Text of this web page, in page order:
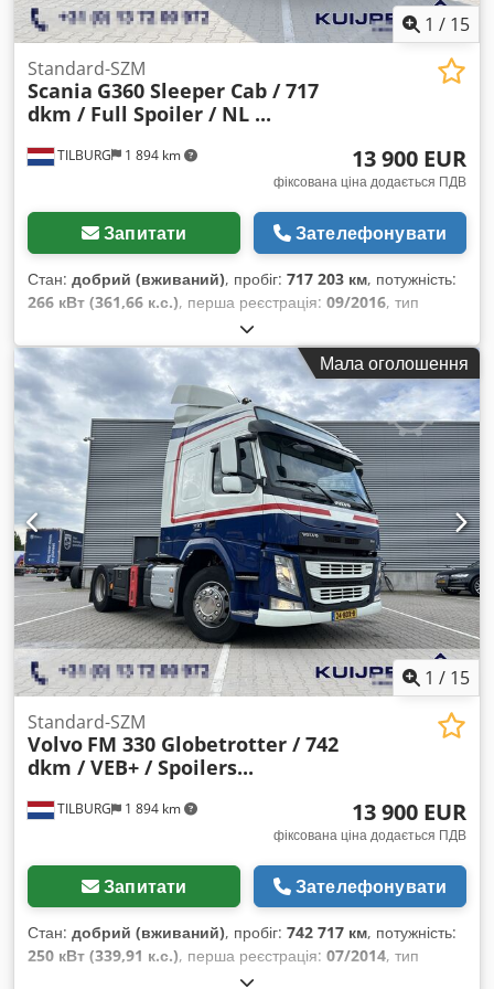
1 / 15
TILBURG 1 894 km
Standard-SZM
Scania G360 Sleeper Cab / 717
dkm / Full Spoiler / NL ...
13 900 EUR
фіксована ціна додається ПДВ
Запитати Зателефонувати
Стан: добрий (вживаний), пробіг: 717 203 км, потужність:
266 кВт (361,66 к.с.), перша реєстрація: 09/2016, тип
, розмір шини:
конфігурація осей:4x2, колісна база:3 700 мм, паливо:
дизель
червоний, водійська кабіна:спальне
відділення (кабіна), тип передачі:автоматичний, кількість
передач:12, підвіска:сталь-повітря, загальна довжина:
5 900 мм, загальна ширина:2 550 мм, загальна висота:
3 850 мм, допустиме навантаження на вісь (вісь 1):7 100 кг,
допустиме навантаження на вісь (вісь 2):11 500 кг, Рік
виготовлення:2016 , Обладнання:ABS, блокування
диференціала, електричне регулювання вікон,
електрорегульоване дзеркало, кондиціонер, круїз-
контроль, спойлер, фільтр сажі, центральний замок,
Мала оголошення
1 / 15
TILBURG 1 894 km
Standard-SZM
Volvo FM 330 Globetrotter / 742
dkm / VEB+ / Spoilers...
13 900 EUR
фіксована ціна додається ПДВ
Запитати Зателефонувати
Стан: добрий (вживаний), пробіг: 742 717 км, потужність:
250 кВт (339,91 к.с.), перша реєстрація: 07/2014, тип
, розмір шини: